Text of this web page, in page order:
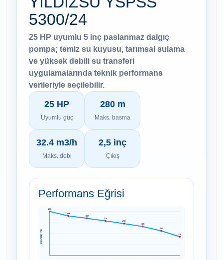
5300/24
25 HP uyumlu 5 inç paslanmaz dalgıç
pompa; temiz su kuyusu, tarımsal sulama
ve yüksek debili su transferi
uygulamalarında teknik performans
verileriyle seçilebilir.
25 HP
Uyumlu güç
280 m
Maks. basma
32.4 m3/h
Maks. debi
2,5 inç
Çıkış
Performans Eğrisi
280
252
237
220
203
185
157
120
Basma H (m)